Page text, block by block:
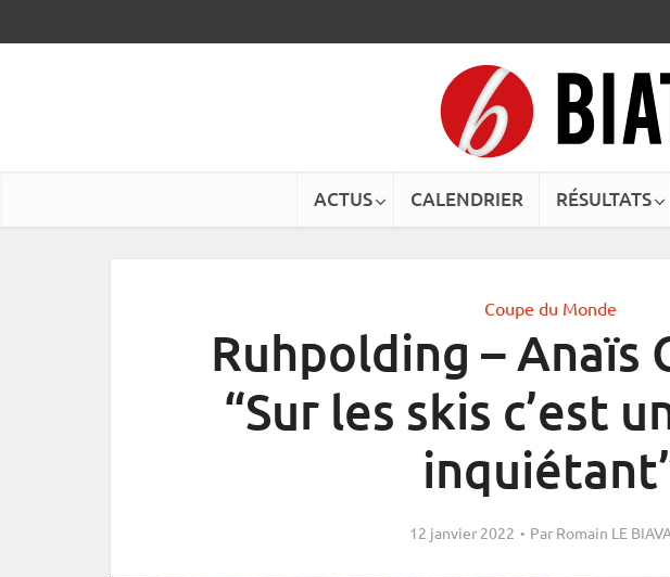
ACTUS CALENDRIER RÉSULTATS
Coupe du Monde
Ruhpolding – Anaïs
“Sur les skis c’est
12 janvier 2022 Par Romain LE